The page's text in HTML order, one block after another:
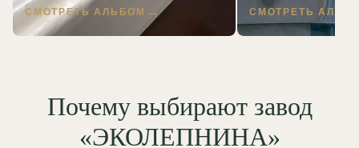
СМОТРЕТЬ АЛЬБОМ СМОТРЕТЬ
Почему выбирают завод
«ЭКОЛЕПНИНА»